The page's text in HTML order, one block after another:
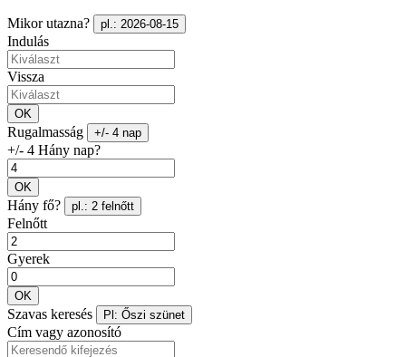
Mikor utazna? pl.: 2026-08-15
Indulás
Vissza
OK
Rugalmasság +/- 4 nap
+/- 4 Hány nap?
OK
Hány fő? pl.: 2 felnőtt
Felnőtt
Gyerek
OK
Szavas keresés Pl: Őszi szünet
Cím vagy azonosító